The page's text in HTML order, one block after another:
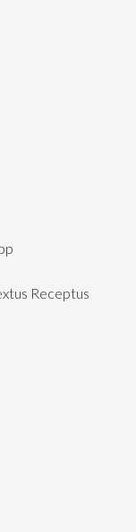
Receptus